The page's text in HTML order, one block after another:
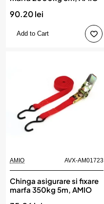
90.20 lei
Add to Cart
AMIO AVX-AM01723
Chinga asigurare si fixare
marfa 350kg 5m, AMIO